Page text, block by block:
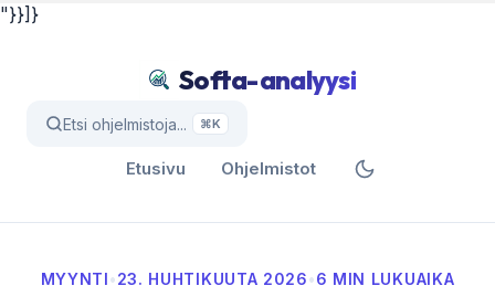
"}}]}
Softa-analyysi
Etsi ohjelmistoja... ⌘K
Etusivu Ohjelmistot
MYYNTI•23. HUHTIKUUTA 2026•6 MIN LUKUAIKA